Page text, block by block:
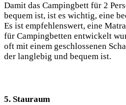
Damit das Campingbett für 2
bequem ist, ist es wichtig, eine
Es ist empfehlenswert, eine
für Campingbetten entwickelt
oft mit einem geschlossenen
der langlebig und bequem ist.
5. Stauraum